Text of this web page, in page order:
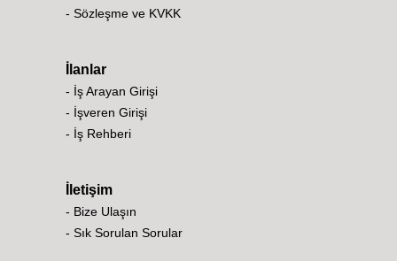
- Sözleşme ve KVKK
İlanlar
- İş Arayan Girişi
- İşveren Girişi
- İş Rehberi
İletişim
- Bize Ulaşın
- Sık Sorulan Sorular